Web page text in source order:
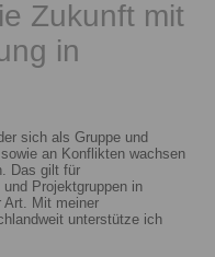
Zukunft mit
in
sich als Gruppe und
an Konflikten wachsen
Das gilt für
Projektgruppen in
Art. Mit meiner
unterstütze ich